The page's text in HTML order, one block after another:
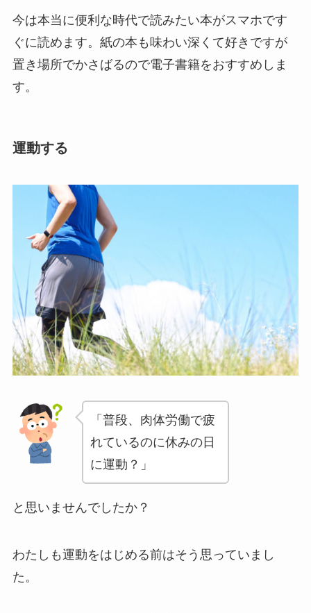
今は本当に便利な時代で読みたい本がスマホです
ぐに読めます。紙の本も味わい深くて好きですが
置き場所でかさばるので電子書籍をおすすめしま
す。
運動する
「普段、肉体労働で疲
れているのに休みの日
に運動？」
と思いませんでしたか？
わたしも運動をはじめる前はそう思っていまし
た。